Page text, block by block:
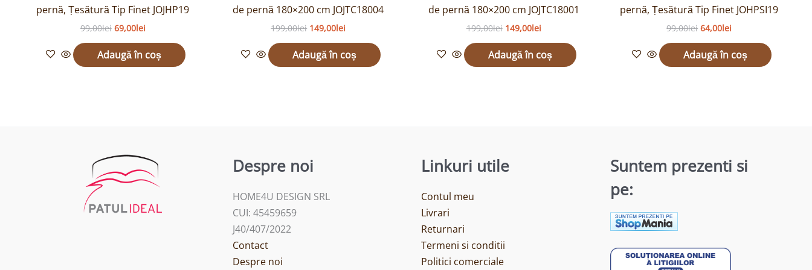
pernă, Țesătură Tip Finet JOJHP19
99,00lei 69,00lei
Adaugă în coș
de pernă 180×200 cm JOJTC18004
199,00lei 149,00lei
Adaugă în coș
de pernă 180×200 cm JOJTC18001
199,00lei 149,00lei
Adaugă în coș
pernă, Țesătură Tip Finet JOHPSI19
99,00lei 64,00lei
Adaugă în coș
Despre noi
HOME4U DESIGN SRL
CUI: 45459659
J40/407/2022
Contact
Despre noi
Linkuri utile
Contul meu
Livrari
Returnari
Termeni si conditii
Politici comerciale
Suntem prezenti si
pe: